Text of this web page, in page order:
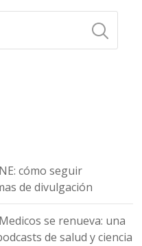
cómo seguir
de divulgación
se renueva: una
de salud y ciencia